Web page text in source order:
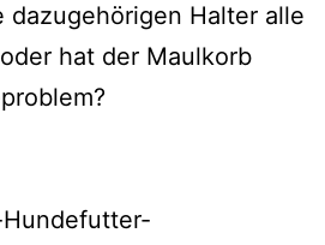
dazugehörigen Halter alle
hat der Maulkorb